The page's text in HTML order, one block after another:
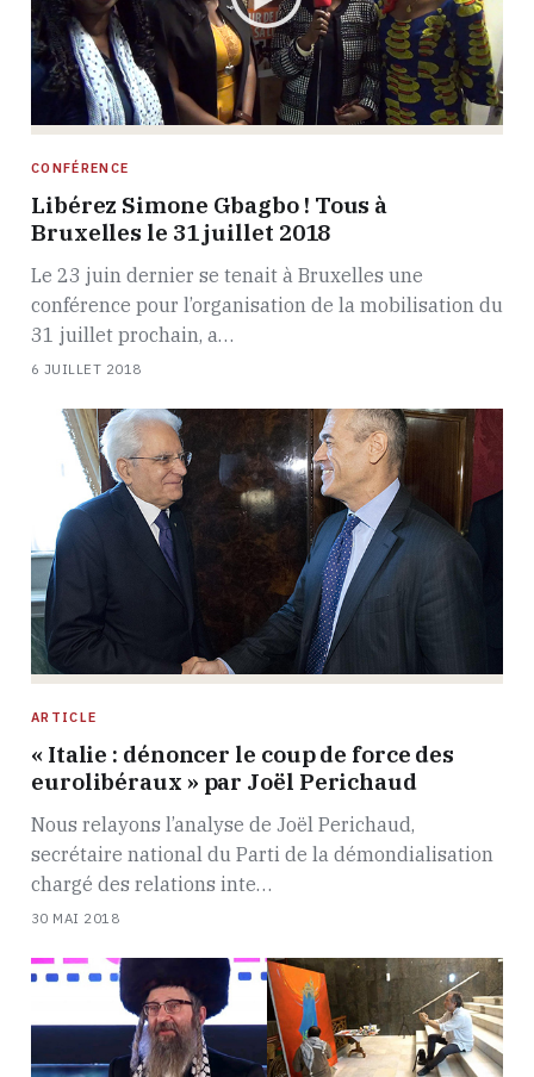
CONFÉRENCE
Libérez Simone Gbagbo ! Tous à
Bruxelles le 31 juillet 2018
Le 23 juin dernier se tenait à Bruxelles une
conférence pour l’organisation de la mobilisation du
31 juillet prochain, a…
6 JUILLET 2018
ARTICLE
« Italie : dénoncer le coup de force des
eurolibéraux » par Joël Perichaud
Nous relayons l’analyse de Joël Perichaud,
secrétaire national du Parti de la démondialisation
chargé des relations inte…
30 MAI 2018